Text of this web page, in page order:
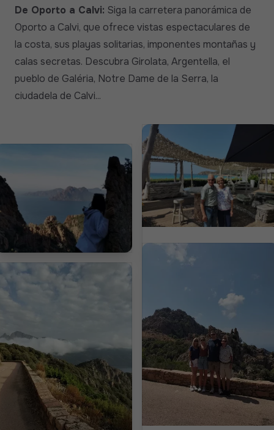
De Oporto a Calvi: Siga la carretera panorámica de
Oporto a Calvi, que ofrece vistas espectaculares de
la costa, sus playas solitarias, imponentes montañas y
calas secretas. Descubra Girolata, Argentella, el
pueblo de Galéria, Notre Dame de la Serra, la
ciudadela de Calvi...